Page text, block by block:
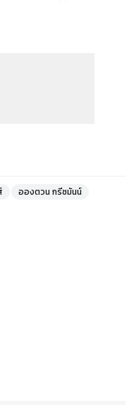
อองตวน กรีซมันน์